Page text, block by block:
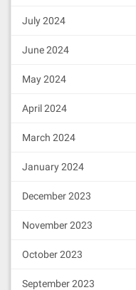
July 2024
June 2024
May 2024
April 2024
March 2024
January 2024
December 2023
November 2023
October 2023
September 2023